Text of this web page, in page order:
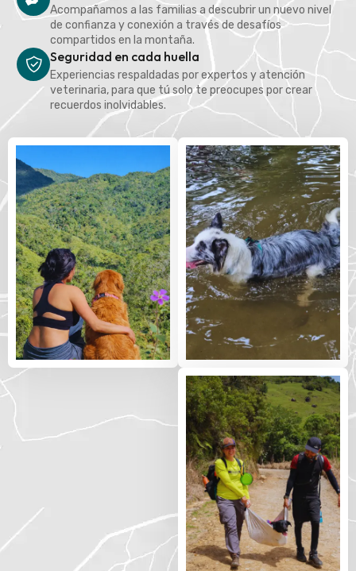
Acompañamos a las familias a descubrir un nuevo nivel
de confianza y conexión a través de desafíos
compartidos en la montaña.
Seguridad en cada huella
Experiencias respaldadas por expertos y atención
veterinaria, para que tú solo te preocupes por crear
recuerdos inolvidables.